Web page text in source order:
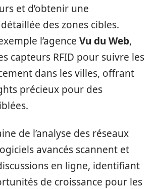
et d’obtenir une
des zones cibles.
l’agence Vu du Web,
capteurs RFID pour suivre les
dans les villes, offrant
précieux pour des
de l’analyse des réseaux
avancés scannent et
en ligne, identifiant
de croissance pour les